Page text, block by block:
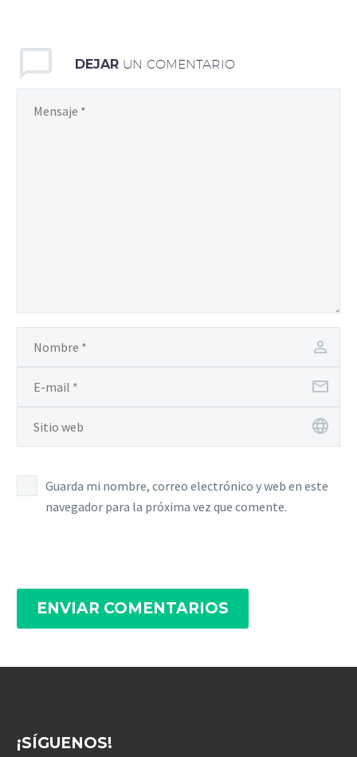
DEJAR UN COMENTARIO
Guarda mi nombre, correo electrónico y web en este
navegador para la próxima vez que comente.
ENVIAR COMENTARIOS
¡SÍGUENOS!